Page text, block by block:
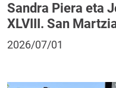
Sandra Piera eta
XLVIII. San
2026/07/01